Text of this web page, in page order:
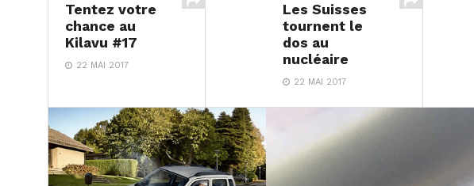
Tentez votre
chance au
Kilavu #17
22 MAI 2017
Les Suisses
tournent le
dos au
nucléaire
22 MAI 2017